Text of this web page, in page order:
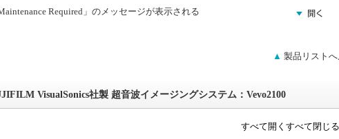
Required」のメッセージが表示される
▲ 製品リスト
VisualSonics社製 超音波イメージングシステム：Vevo2100
すべて開く すべて閉じる